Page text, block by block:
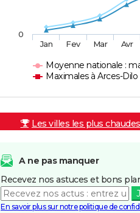
Moyenne nationale :
Maximales à Arces-Dilo
Jan Fev Mar Avr
0
Les villes les plus chaudes
A ne pas manquer
Recevez nos astuces et bons
En savoir plus sur notre politique de